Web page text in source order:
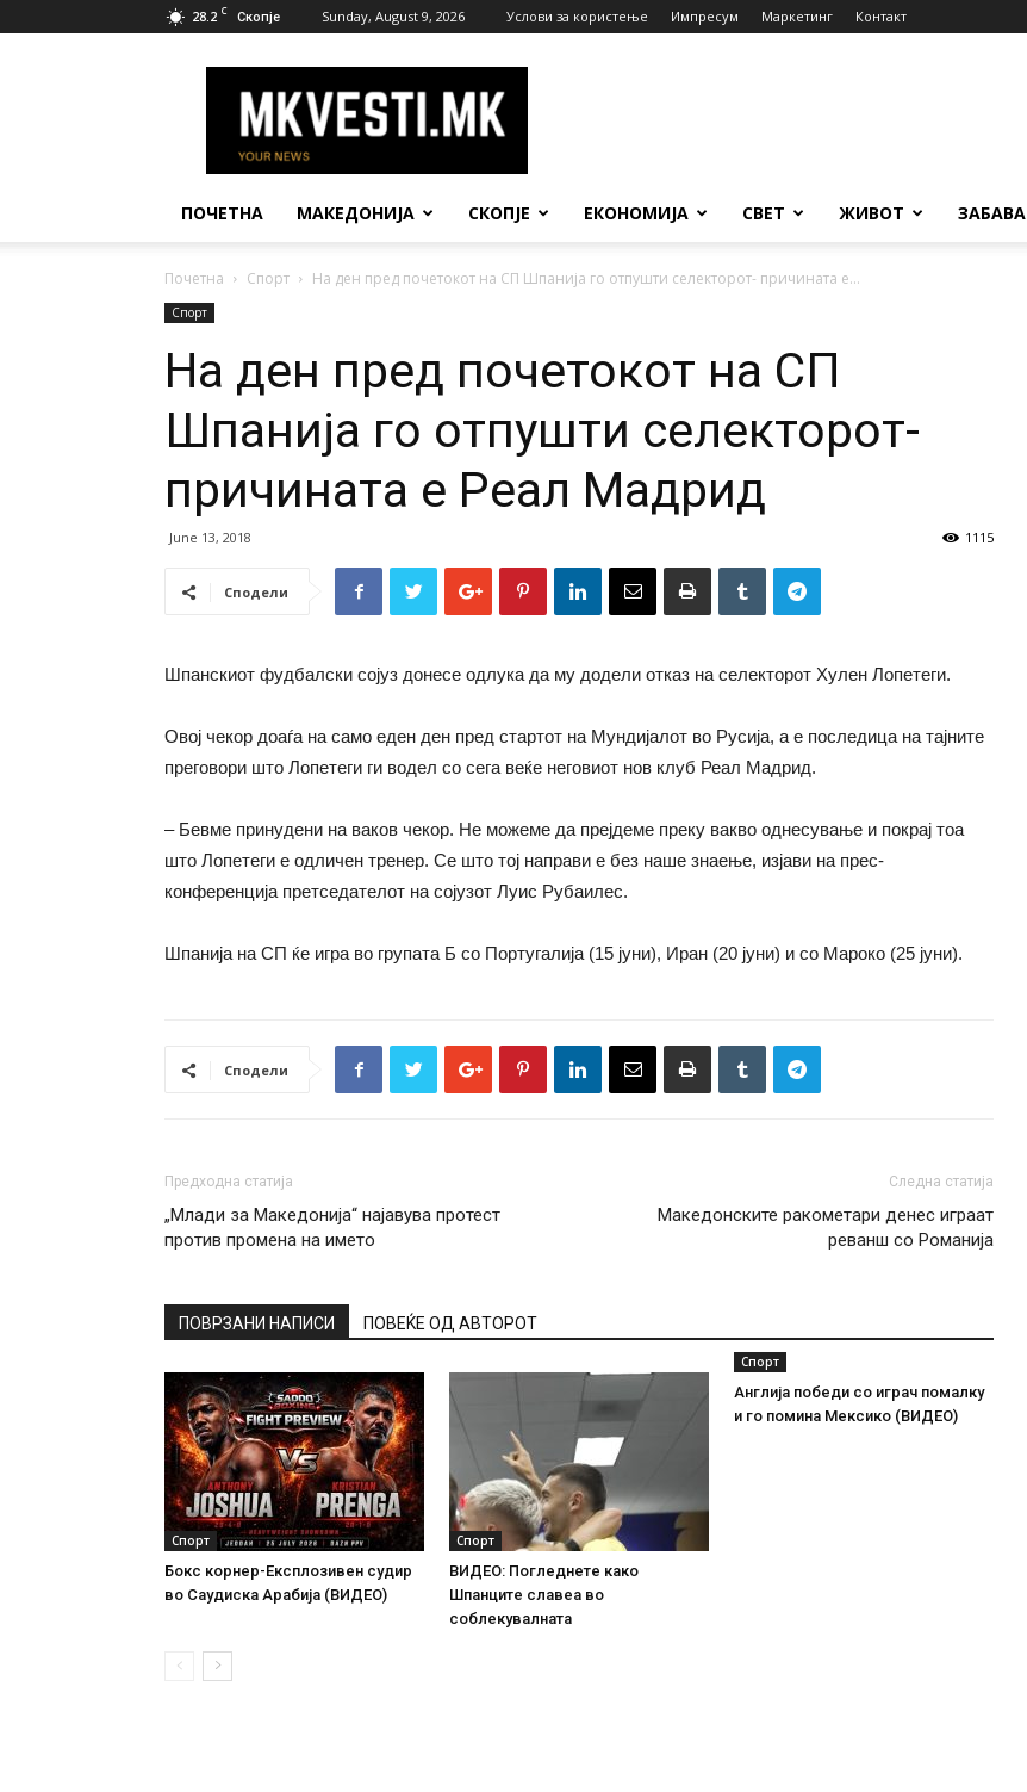
28.2 C Скопје Sunday, August 9, 2026 Услови за користење Импресум Маркетинг Контакт
Вести
ПОЧЕТНА МАКЕДОНИЈА СКОПЈЕ ЕКОНОМИЈА СВЕТ ЖИВОТ ЗАБАВА
Почетна Спорт На ден пред почетокот на СП Шпанија го отпушти селекторот- причината е...
Спорт
На ден пред почетокот на СП
Шпанија го отпушти селекторот-
причината е Реал Мадрид
June 13, 2018 1115
Сподели
Шпанскиот фудбалски сојуз донесе одлука да му додели отказ на селекторот Хулен Лопетеги.
Овој чекор доаѓа на само еден ден пред стартот на Мундијалот во Русија, а е последица на тајните
преговори што Лопетеги ги водел со сега веќе неговиот нов клуб Реал Мадрид.
– Бевме принудени на ваков чекор. Не можеме да прејдеме преку вакво однесување и покрај тоа
што Лопетеги е одличен тренер. Се што тој направи е без наше знаење, изјави на прес-
конференција претседателот на сојузот Луис Рубаилес.
Шпанија на СП ќе игра во групата Б со Португалија (15 јуни), Иран (20 јуни) и со Мароко (25 јуни).
Сподели
Предходна статија
„Млади за Македонија“ најавува протест
против промена на името
Следна статија
Македонските ракометари денес играат
реванш со Романија
ПОВРЗАНИ НАПИСИ ПОВЕЌЕ ОД АВТОРОТ
Спорт
Бокс корнер-Експлозивен судир
во Саудиска Арабија (ВИДЕО)
Спорт
ВИДЕО: Погледнете како
Шпанците славеа во
соблекувалната
Спорт
Англија победи со играч помалку
и го помина Мексико (ВИДЕО)